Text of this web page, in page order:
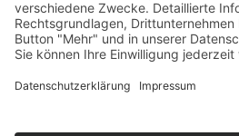
Telefon:02921 9670-0